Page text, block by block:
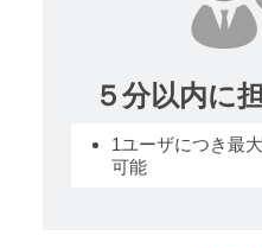
５分以内に
1ユーザにつき最
可能